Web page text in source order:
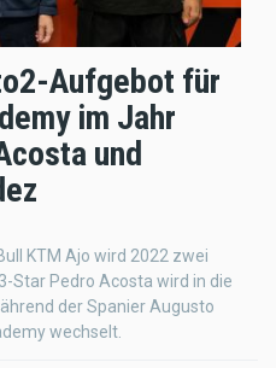
Aufgebot für
im Jahr
und
KTM Ajo wird 2022 zwei
Star Pedro Acosta wird in die
der Spanier Augusto
wechselt.